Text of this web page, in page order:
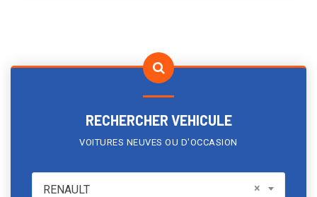
RECHERCHER VEHICULE
VOITURES NEUVES OU D'OCCASION
RENAULT ×
RENAULT